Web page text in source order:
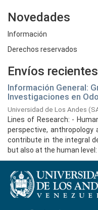
Novedades
Información
Derechos reservados
Envíos recientes
Información General:
Investigaciones en
Universidad de Los Andes (
Lines of Research: -
perspective, anthropology
contribute in the integral
but also at the human level: